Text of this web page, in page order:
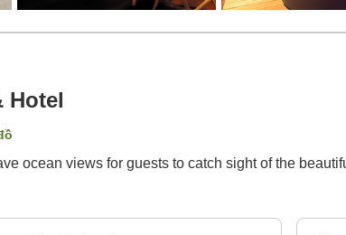
Hotel
ocean views for guests to catch sight of the